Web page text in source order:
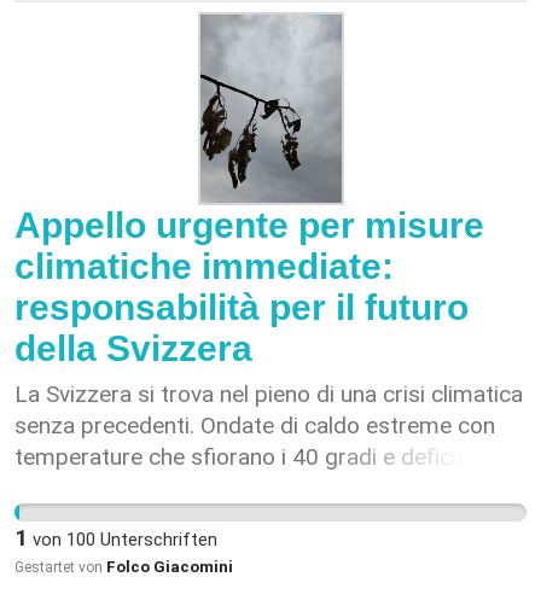
Appello urgente per misure
climatiche immediate:
responsabilità per il futuro
della Svizzera
La Svizzera si trova nel pieno di una crisi climatica
senza precedenti. Ondate di caldo estreme con
temperature che sfiorano i 40 gradi e deficit
cambiamento climatico è già realtà. La
piattaforma nazionale sulla siccità della
1 von 100 Unterschriften
Gestartet von Folco Giacomini